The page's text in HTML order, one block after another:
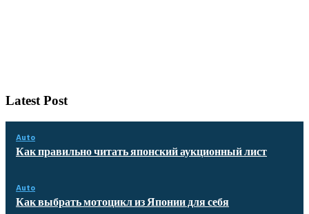
Latest Post
Auto
Как правильно читать японский аукционный лист
Auto
Как выбрать мотоцикл из Японии для себя